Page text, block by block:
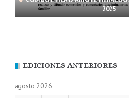
2025
EDICIONES ANTERIORES
agosto 2026